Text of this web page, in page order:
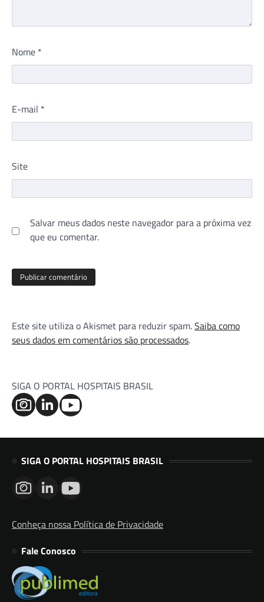
Nome *
E-mail *
Site
Salvar meus dados neste navegador para a próxima vez
que eu comentar.
Este site utiliza o Akismet para reduzir spam.Saiba como
seus dados em comentários são processados.
SIGA O PORTAL HOSPITAIS BRASIL
SIGA O PORTAL HOSPITAIS BRASIL
Conheça nossa Política de Privacidade
Fale Conosco